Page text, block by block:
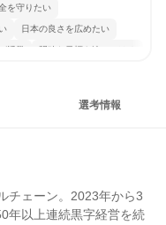
を守りたい
日本の良さを広めたい
活発 明確な目標を追いかける
選考情報
チェーン。2023年から3
年以上連続黒字経営を続